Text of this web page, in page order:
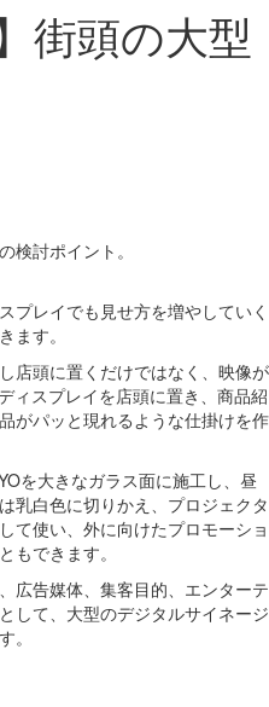
街頭の大型
検討ポイント。
プレイでも見せ方を増やしていく
ます。
店頭に置くだけではなく、映像が
ィスプレイを店頭に置き、商品紹
がパッと現れるような仕掛けを作
を大きなガラス面に施工し、昼
乳白色に切りかえ、プロジェクタ
て使い、外に向けたプロモーショ
もできます。
広告媒体、集客目的、エンターテ
して、大型のデジタルサイネージ
。